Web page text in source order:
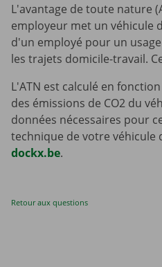
L'avantage de toute nature
employeur met un véhicule
d'un employé pour un
les trajets domicile-travail.
L'ATN est calculé en
des émissions de CO2 du
données nécessaires pour
technique de votre véhicule
dockx.be.
Retour aux questions